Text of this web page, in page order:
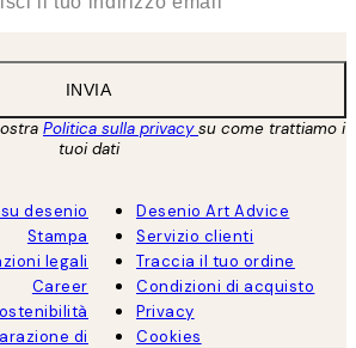
INVIA
Politica sulla privacysu come trattiamo i
tuoi dati
desenio
Stampa
legali
Career
di
Desenio Art Advice
Servizio clienti
Traccia il tuo ordine
Condizioni di acquisto
Privacy
Cookies